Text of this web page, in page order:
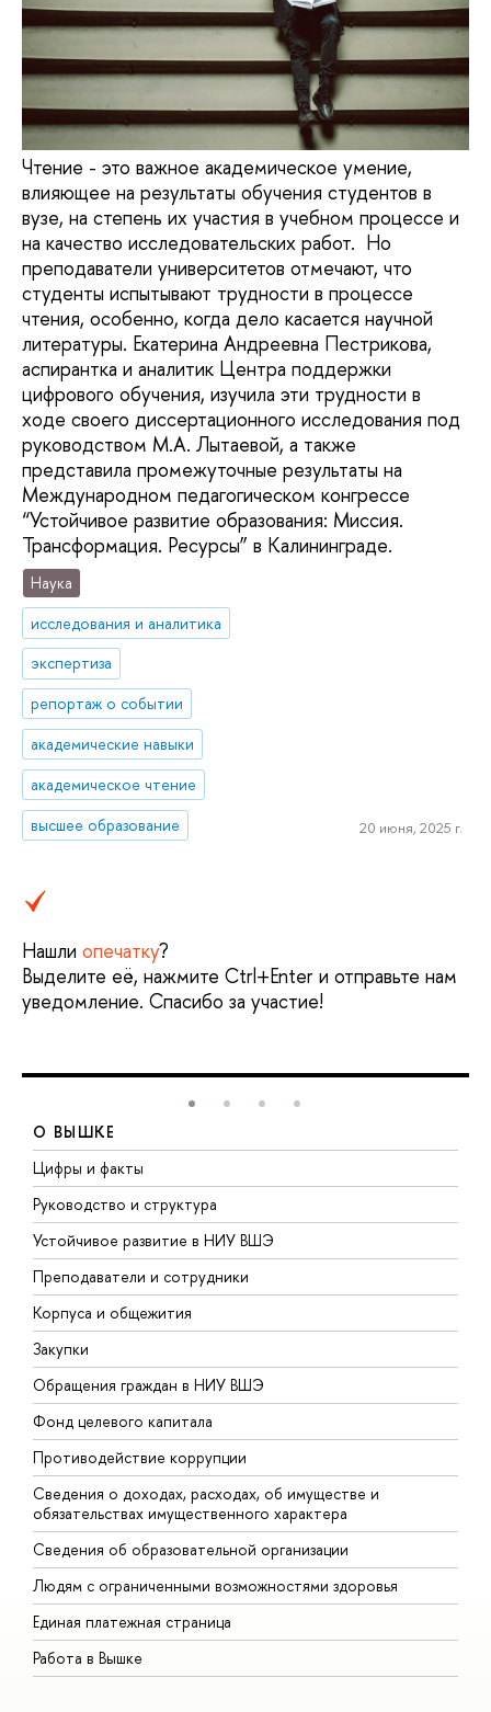
Чтение - это важное академическое умение,
влияющее на результаты обучения студентов в
вузе, на степень их участия в учебном процессе и
на качество исследовательских работ. Но
преподаватели университетов отмечают, что
студенты испытывают трудности в процессе
чтения, особенно, когда дело касается научной
литературы. Екатерина Андреевна Пестрикова,
аспирантка и аналитик Центра поддержки
цифрового обучения, изучила эти трудности в
ходе своего диссертационного исследования под
руководством М.А. Лытаевой, а также
представила промежуточные результаты на
Международном педагогическом конгрессе
“Устойчивое развитие образования: Миссия.
Трансформация. Ресурсы” в Калининграде.
Наука
исследования и аналитика
экспертиза
репортаж о событии
академические навыки
академическое чтение
высшее образование
20 июня, 2025 г.
Нашли опечатку?
Выделите её, нажмите Ctrl+Enter и отправьте нам
уведомление. Спасибо за участие!
О ВЫШКЕ
Цифры и факты
Руководство и структура
Устойчивое развитие в НИУ ВШЭ
Преподаватели и сотрудники
Корпуса и общежития
Закупки
Обращения граждан в НИУ ВШЭ
Фонд целевого капитала
Противодействие коррупции
Сведения о доходах, расходах, об имуществе и
обязательствах имущественного характера
Сведения об образовательной организации
Людям с ограниченными возможностями здоровья
Единая платежная страница
Работа в Вышке